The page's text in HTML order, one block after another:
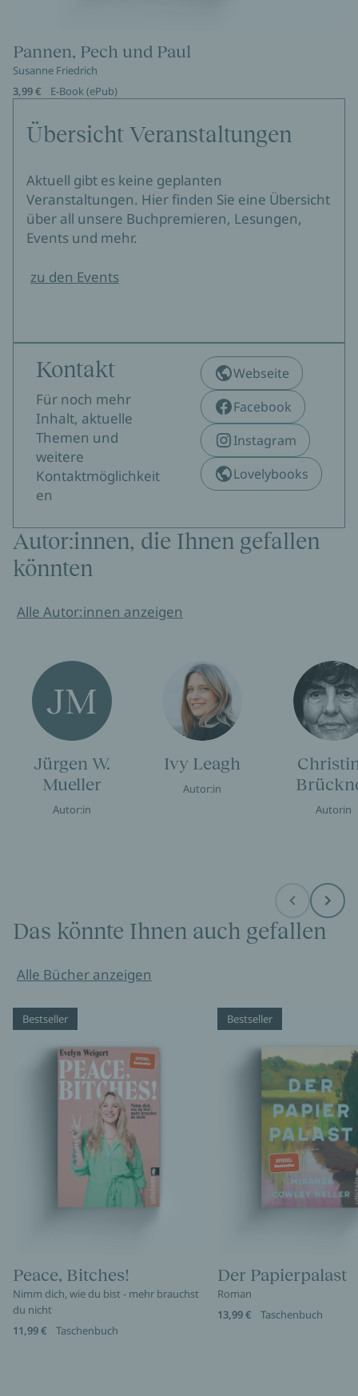
Pannen, Pech und Paul
Susanne Friedrich
3,99 €
E-Book (ePub)
Übersicht Veranstaltungen
Aktuell gibt es keine geplanten
Veranstaltungen. Hier finden Sie eine Übersicht
über all unsere Buchpremieren, Lesungen,
Events und mehr.
zu den Events
Kontakt
Für noch mehr
Inhalt, aktuelle
Themen und
weitere
Kontaktmöglichkeit
en
Webseite
Facebook
Instagram
Lovelybooks
Autor:innen, die Ihnen gefallen
könnten
Alle Autor:innen anzeigen
JM
Jürgen W.
Mueller
Autor:in
Ivy Leagh
Autor:in
Autorin
Before Next
Das könnte Ihnen auch gefallen
Alle Bücher anzeigen
Bestseller
Peace, Bitches!
Nimm dich, wie du bist - mehr brauchst
du nicht
11,99 €
Taschenbuch
Bestseller
Der Papierpalast
Roman
13,99 €
Taschenbuch